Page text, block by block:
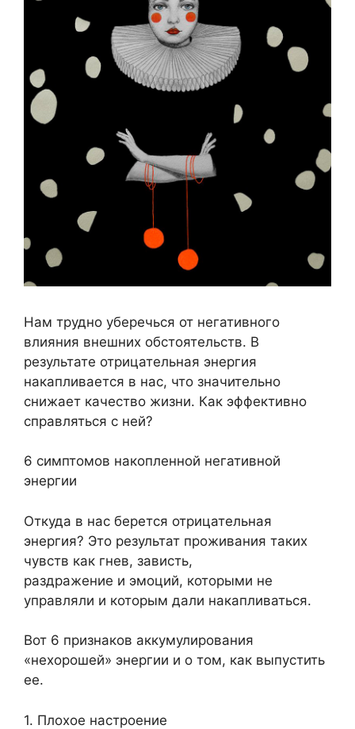
Нам трудно уберечься от негативного
влияния внешних обстоятельств. В
результате отрицательная энергия
накапливается в нас, что значительно
снижает качество жизни. Как эффективно
справляться с ней?
6 симптомов накопленной негативной
энергии
Откуда в нас берется отрицательная
энергия? Это результат проживания таких
чувств как гнев, зависть,
раздражение и эмоций, которыми не
управляли и которым дали накапливаться.
Вот 6 признаков аккумулирования
«нехорошей» энергии и о том, как выпустить
ее.
1. Плохое настроение